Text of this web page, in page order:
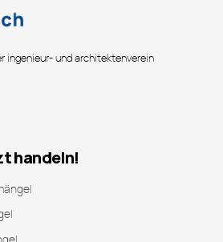
ingenieur- und architektenverein
handeln!